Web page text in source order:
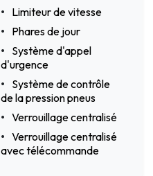
Limiteur de vitesse
Phares de jour
Système d'appel
d'urgence
Système de contrôle
de la pression pneus
Verrouillage centralisé
Verrouillage centralisé
avec télécommande